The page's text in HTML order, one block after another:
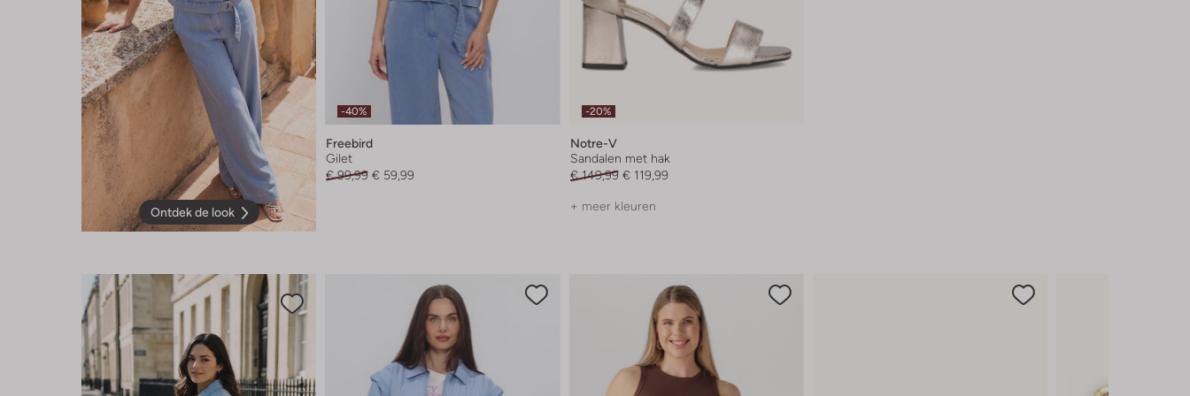
Ontdek de look
-40%
Freebird
Gilet
€ 99,99 € 59,99
-20%
Notre-V
Sandalen met hak
€ 149,99 € 119,99
+ meer kleuren